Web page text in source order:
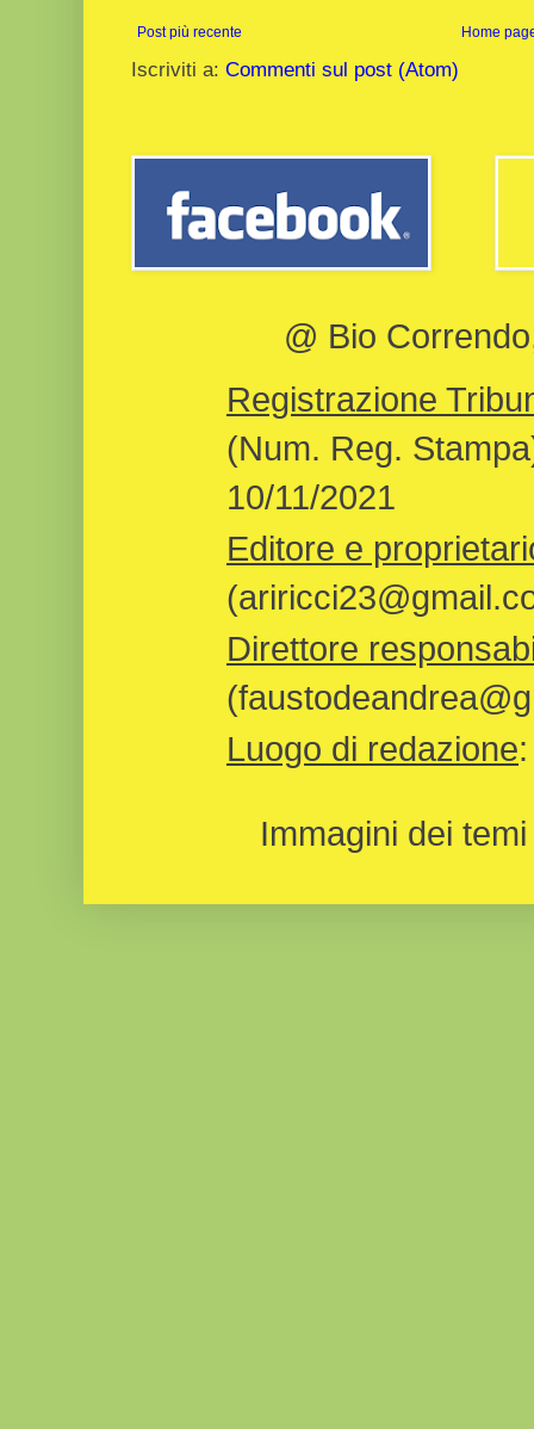
Post più recente Home
Iscriviti a: Commenti sul post (Atom)
@ Bio
Registrazione
(Num. Reg.
10/11/2021
Editore e
Direttore
Luogo di redazione
Immagini dei